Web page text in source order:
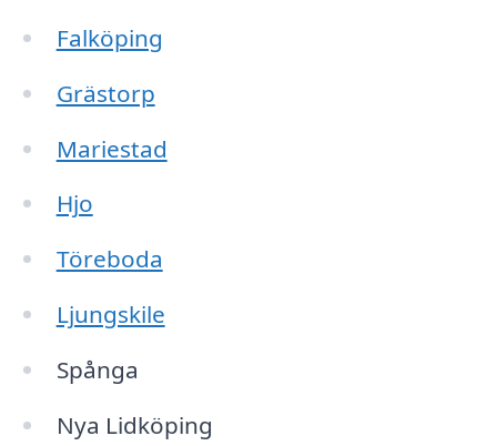
Falköping
Grästorp
Mariestad
Hjo
Töreboda
Ljungskile
Spånga
Nya Lidköping